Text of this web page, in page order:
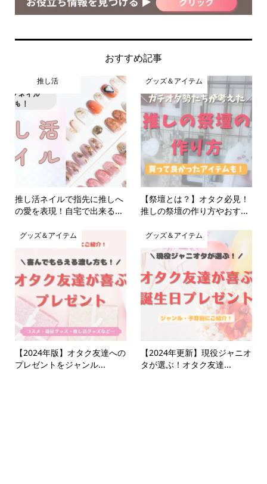
おすすめ記事
推し活
推し活ネイルで指先に推しへ
の愛を表現！自宅で出来る...
グッズ＆アイテム
【祭壇とは？】オタク必見！
推しの祭壇の作り方やおす...
グッズ＆アイテム
【2024年版】オタク友達への
プレゼントをジャンル...
グッズ＆アイテム
【2024年更新】現役ジャニオ
タが選ぶ！オタク友達...